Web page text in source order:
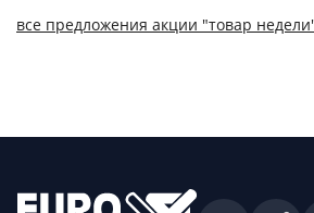
все предложения акции "товар